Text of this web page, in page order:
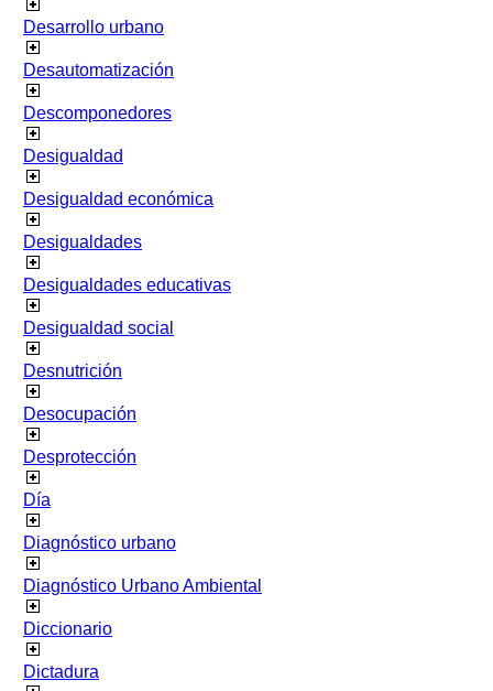
Desarrollo urbano
Desautomatización
Descomponedores
Desigualdad
Desigualdad económica
Desigualdades
Desigualdades educativas
Desigualdad social
Desnutrición
Desocupación
Desprotección
Día
Diagnóstico urbano
Diagnóstico Urbano Ambiental
Diccionario
Dictadura